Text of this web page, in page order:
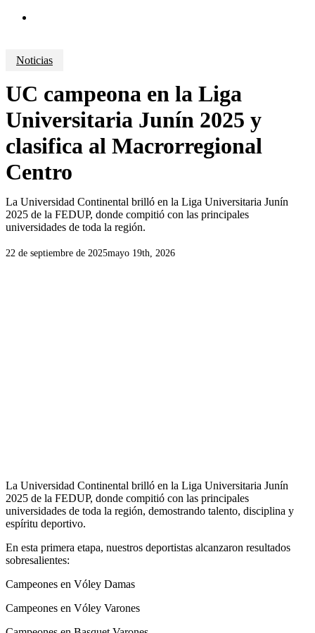
Noticias
UC campeona en la Liga
Universitaria Junín 2025 y
clasifica al Macrorregional
Centro
La Universidad Continental brilló en la Liga Universitaria Junín
2025 de la FEDUP, donde compitió con las principales
universidades de toda la región.
22 de septiembre de 2025mayo 19th, 2026
La Universidad Continental brilló en la Liga Universitaria Junín
2025 de la FEDUP, donde compitió con las principales
universidades de toda la región, demostrando talento, disciplina y
espíritu deportivo.
En esta primera etapa, nuestros deportistas alcanzaron resultados
sobresalientes:
Campeones en Vóley Damas
Campeones en Vóley Varones